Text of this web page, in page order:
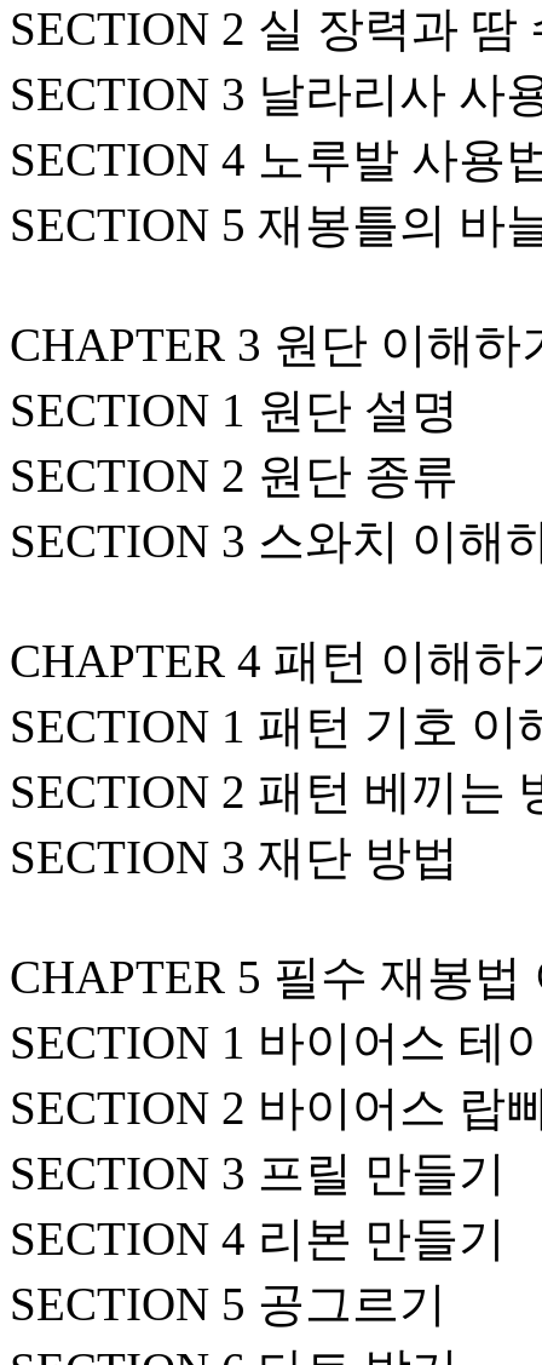
SECTION 2 실 장력과 땀
SECTION 3 날라리사 사
SECTION 4 노루발 사용
SECTION 5 재봉틀의 바
CHAPTER 3 원단 이해하
SECTION 1 원단 설명
SECTION 2 원단 종류
SECTION 3 스와치 이해
CHAPTER 4 패턴 이해하
SECTION 1 패턴 기호 이
SECTION 2 패턴 베끼는
SECTION 3 재단 방법
CHAPTER 5 필수 재봉법
SECTION 1 바이어스 테
SECTION 2 바이어스 랍
SECTION 3 프릴 만들기
SECTION 4 리본 만들기
SECTION 5 공그르기